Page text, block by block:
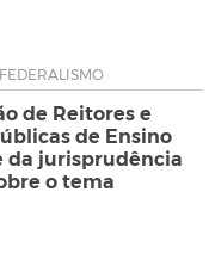
de Reitores e
de Ensino
da jurisprudência
o tema